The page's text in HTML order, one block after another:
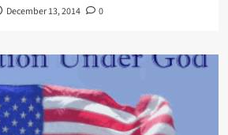
December 13, 2014 0